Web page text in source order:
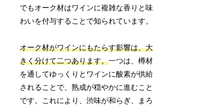
でもオーク材はワインに複雑な香りと味
わいを付与することで知られています。
オーク材がワインにもたらす影響は、大
きく分けて二つあります。一つは、樽材
を通してゆっくりとワインに酸素が供給
されることで、熟成が穏やかに進むこと
です。これにより、渋味が和らぎ、まろ